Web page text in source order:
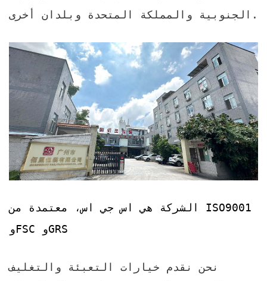
الجنوبية والمملكة المتحدة وبلدان أخرى.
الشركة هي اس جي اس، معتمدة من ISO9001
وFSC وGRS
نحن نقدم خيارات التعبئة والتغليف